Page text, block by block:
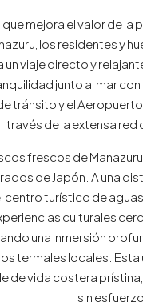
mejora el valor de
los residentes y
viaje directo y
junto al mar
tránsito y el
través de la extensa
frescos de
de Japón. A una
centro turístico de
culturales
una inmersión
termales locales.
de vida costera
sin